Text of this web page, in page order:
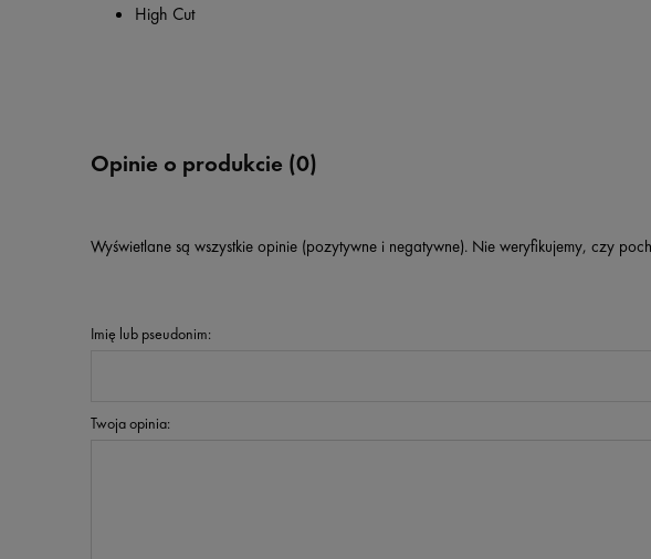
High Cut
Opinie o produkcie (0)
Wyświetlane są wszystkie opinie (pozytywne i negatywne). Nie weryfikujemy, czy
Imię lub pseudonim:
Twoja opinia: